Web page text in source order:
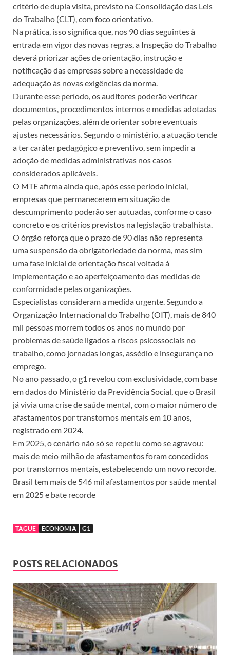
critério de dupla visita, previsto na Consolidação das Leis
do Trabalho (CLT), com foco orientativo.
Na prática, isso significa que, nos 90 dias seguintes à
entrada em vigor das novas regras, a Inspeção do Trabalho
deverá priorizar ações de orientação, instrução e
notificação das empresas sobre a necessidade de
adequação às novas exigências da norma.
Durante esse período, os auditores poderão verificar
documentos, procedimentos internos e medidas adotadas
pelas organizações, além de orientar sobre eventuais
ajustes necessários. Segundo o ministério, a atuação tende
a ter caráter pedagógico e preventivo, sem impedir a
adoção de medidas administrativas nos casos
considerados aplicáveis.
O MTE afirma ainda que, após esse período inicial,
empresas que permanecerem em situação de
descumprimento poderão ser autuadas, conforme o caso
concreto e os critérios previstos na legislação trabalhista.
O órgão reforça que o prazo de 90 dias não representa
uma suspensão da obrigatoriedade da norma, mas sim
uma fase inicial de orientação fiscal voltada à
implementação e ao aperfeiçoamento das medidas de
conformidade pelas organizações.
Especialistas consideram a medida urgente. Segundo a
Organização Internacional do Trabalho (OIT), mais de 840
mil pessoas morrem todos os anos no mundo por
problemas de saúde ligados a riscos psicossociais no
trabalho, como jornadas longas, assédio e insegurança no
emprego.
No ano passado, o g1 revelou com exclusividade, com base
em dados do Ministério da Previdência Social, que o Brasil
já vivia uma crise de saúde mental, com o maior número de
afastamentos por transtornos mentais em 10 anos,
registrado em 2024.
Em 2025, o cenário não só se repetiu como se agravou:
mais de meio milhão de afastamentos foram concedidos
por transtornos mentais, estabelecendo um novo recorde.
Brasil tem mais de 546 mil afastamentos por saúde mental
em 2025 e bate recorde
TAGUE ECONOMIA G1
POSTS RELACIONADOS